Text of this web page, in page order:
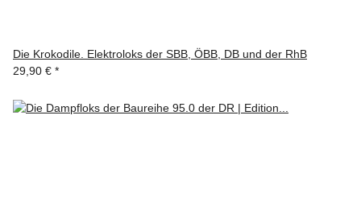
Die Krokodile. Elektroloks der SBB, ÖBB, DB und der RhB
29,90 € *